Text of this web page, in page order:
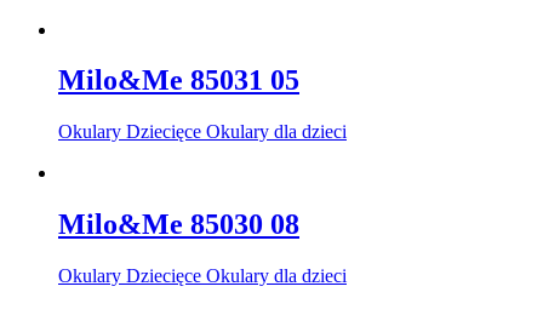
Milo&Me 85031 05
Okulary Dziecięce Okulary dla dzieci
Milo&Me 85030 08
Okulary Dziecięce Okulary dla dzieci